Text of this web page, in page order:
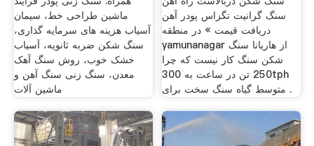
ماشین طراحی خط، سیمان
آسیاب هزینه های سرمایه گذاری،
سنگ شکن ضربه ثانویه، آسیاب
خشک خوب، روش سنگ آهک
معدن، سنگ زنی سنگ آهن و
ماشین آلات
سنگ گرانیت تگزاس پودر آهن
دریافت قیمت » در منطقه
yamunanagar از هاریانا سنگ
شکن سنگ کار نیست که چرا
250 تن در ساعت به 300tph
متوسط گیاه سنگ سخت برای .